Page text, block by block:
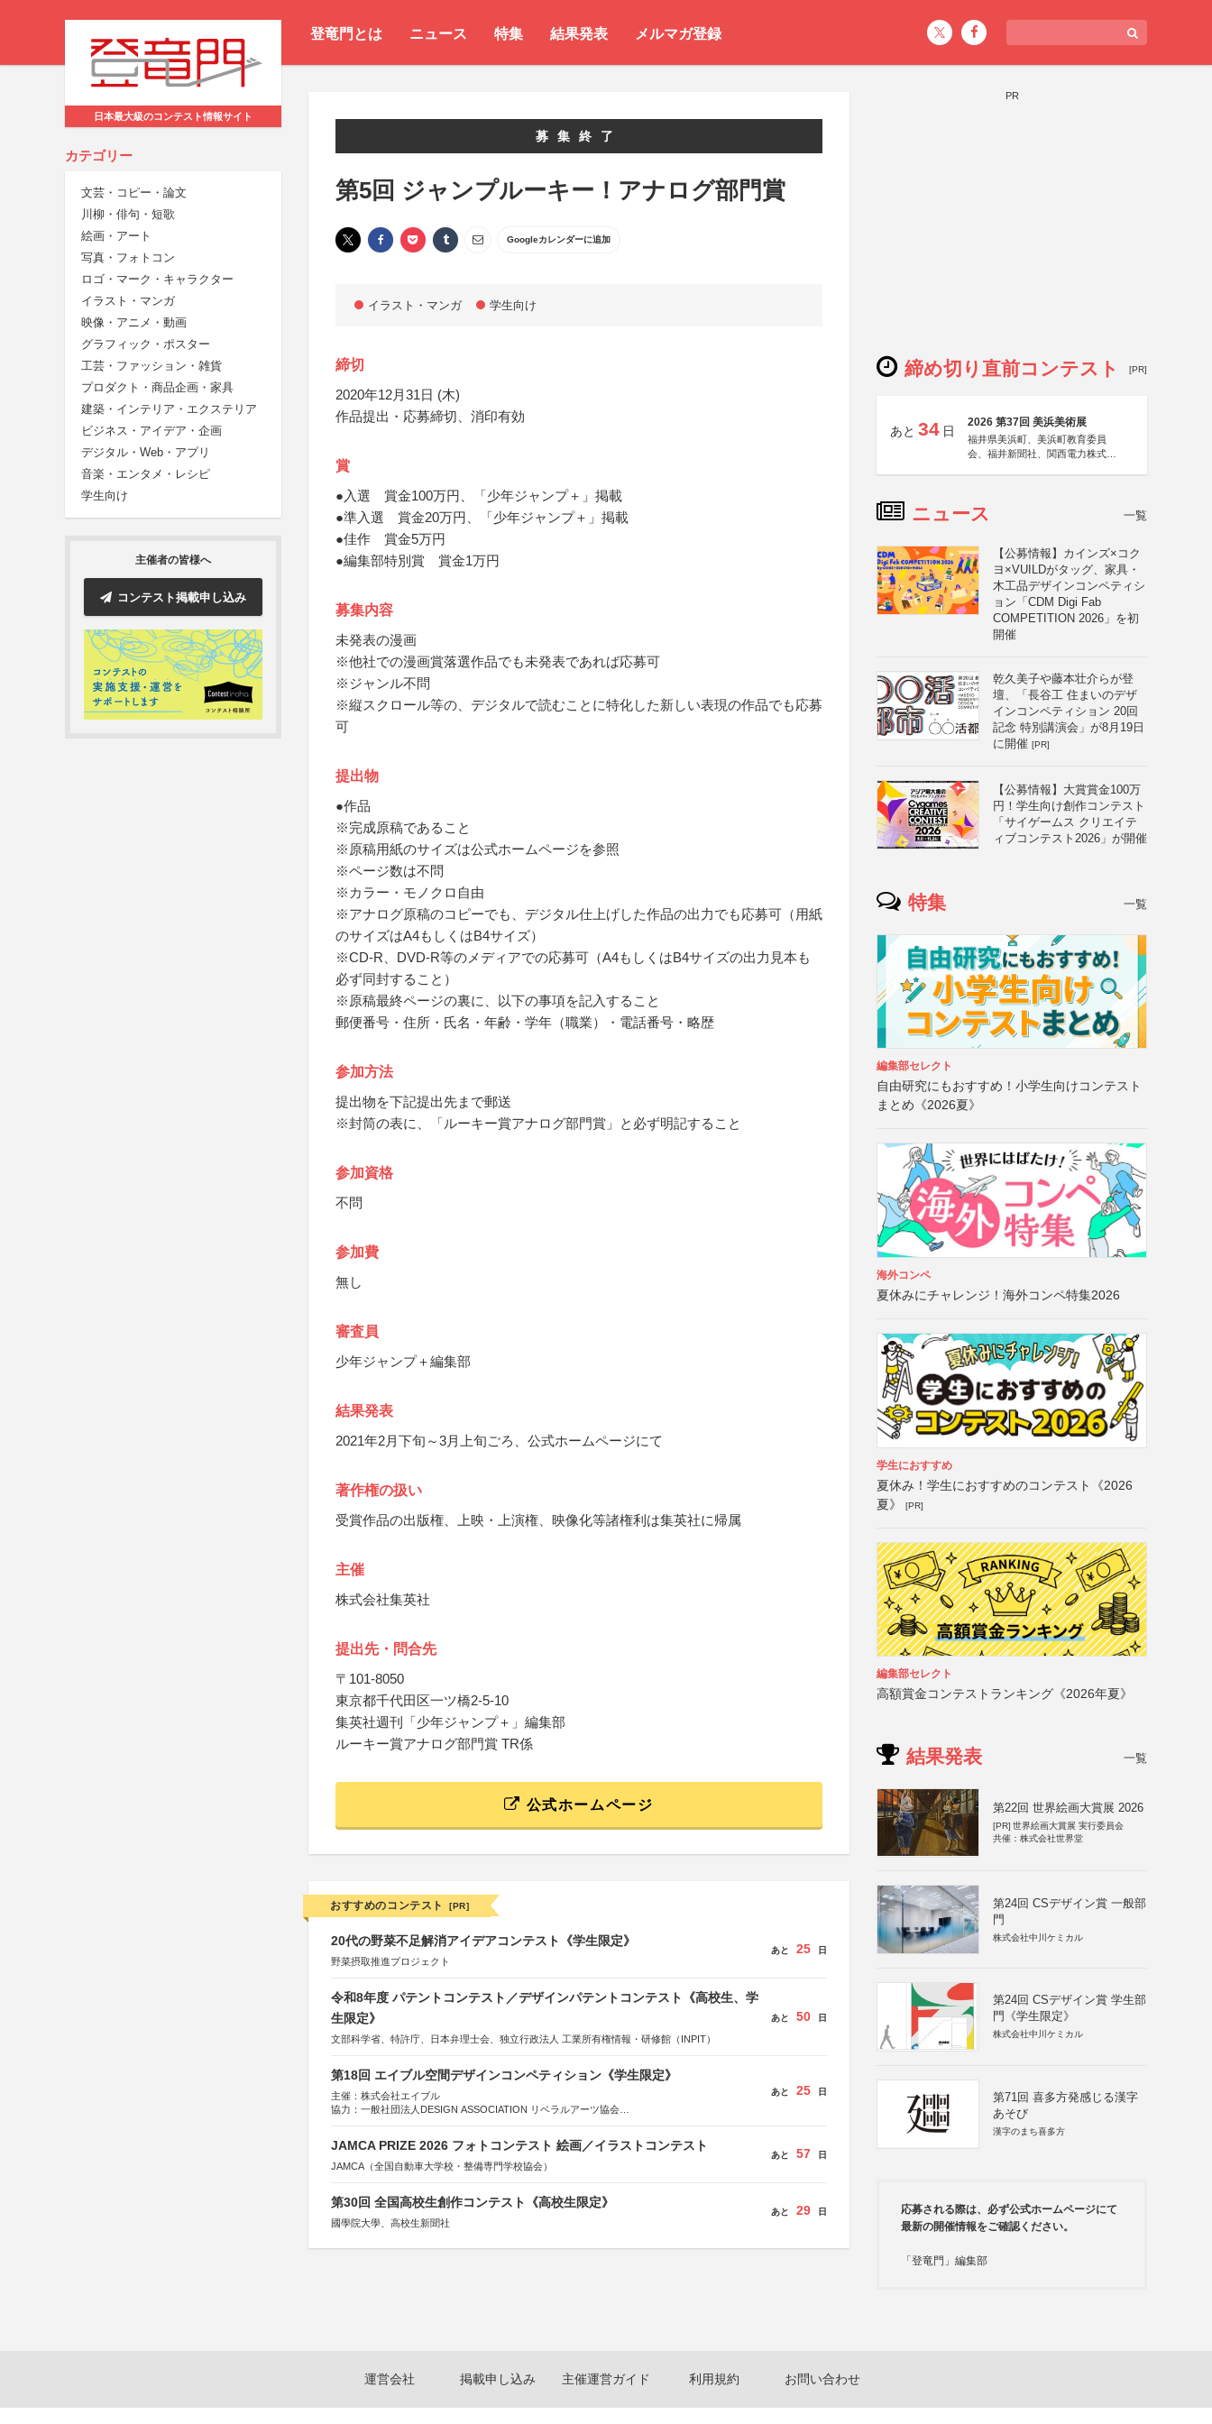
登竜門とは ニュース 特集 結果発表 メルマガ登録
日本最大級のコンテスト情報サイト
カテゴリー
文芸・コピー・論文
川柳・俳句・短歌
絵画・アート
写真・フォトコン
ロゴ・マーク・キャラクター
イラスト・マンガ
映像・アニメ・動画
グラフィック・ポスター
工芸・ファッション・雑貨
プロダクト・商品企画・家具
建築・インテリア・エクステリア
ビジネス・アイデア・企画
デジタル・Web・アプリ
音楽・エンタメ・レシピ
学生向け
主催者の皆様へ
コンテスト掲載申し込み
募集終了
第5回 ジャンプルーキー！アナログ部門賞
Googleカレンダーに追加
イラスト・マンガ 学生向け
締切
2020年12月31日 (木)
作品提出・応募締切、消印有効
賞
●入選 賞金100万円、「少年ジャンプ＋」掲載
●準入選 賞金20万円、「少年ジャンプ＋」掲載
●佳作 賞金5万円
●編集部特別賞 賞金1万円
募集内容
未発表の漫画
※他社での漫画賞落選作品でも未発表であれば応募可
※ジャンル不問
※縦スクロール等の、デジタルで読むことに特化した新しい表現の作品でも応募
可
提出物
●作品
※完成原稿であること
※原稿用紙のサイズは公式ホームページを参照
※ページ数は不問
※カラー・モノクロ自由
※アナログ原稿のコピーでも、デジタル仕上げした作品の出力でも応募可（用紙
のサイズはA4もしくはB4サイズ）
※CD-R、DVD-R等のメディアでの応募可（A4もしくはB4サイズの出力見本も
必ず同封すること）
※原稿最終ページの裏に、以下の事項を記入すること
郵便番号・住所・氏名・年齢・学年（職業）・電話番号・略歴
参加方法
提出物を下記提出先まで郵送
※封筒の表に、「ルーキー賞アナログ部門賞」と必ず明記すること
参加資格
不問
参加費
無し
審査員
少年ジャンプ＋編集部
結果発表
2021年2月下旬～3月上旬ごろ、公式ホームページにて
著作権の扱い
受賞作品の出版権、上映・上演権、映像化等諸権利は集英社に帰属
主催
株式会社集英社
提出先・問合先
〒101-8050
東京都千代田区一ツ橋2-5-10
集英社週刊「少年ジャンプ＋」編集部
ルーキー賞アナログ部門賞 TR係
公式ホームページ
おすすめのコンテスト [PR]
20代の野菜不足解消アイデアコンテスト《学生限定》
野菜摂取推進プロジェクト
あと 25 日
令和8年度 パテントコンテスト／デザインパテントコンテスト《高校生、学
生限定》
文部科学省、特許庁、日本弁理士会、独立行政法人 工業所有権情報・研修館（INPIT）
あと 50 日
第18回 エイブル空間デザインコンペティション《学生限定》
主催：株式会社エイブル
協力：一般社団法人DESIGN ASSOCIATION リベラルアーツ協会
あと 25 日
JAMCA PRIZE 2026 フォトコンテスト 絵画／イラストコンテスト
JAMCA（全国自動車大学校・整備専門学校協会）
あと 57 日
第30回 全国高校生創作コンテスト《高校生限定》
國學院大學、高校生新聞社
あと 29 日
PR
締め切り直前コンテスト [PR]
あと 34 日
2026 第37回 美浜美術展
福井県美浜町、美浜町教育委員
会、福井新聞社、関西電力株式会
ニュース 一覧
【公募情報】カインズ×コク
ヨ×VUILDがタッグ、家具・
木工品デザインコンペティシ
ョン「CDM Digi Fab
COMPETITION 2026」を初
開催
乾久美子や藤本壮介らが登
壇、「長谷工 住まいのデザ
インコンペティション 20回
記念 特別講演会」が8月19日
に開催 [PR]
【公募情報】大賞賞金100万
円！学生向け創作コンテスト
「サイゲームス クリエイテ
ィブコンテスト2026」が開催
特集 一覧
編集部セレクト
自由研究にもおすすめ！小学生向けコンテスト
まとめ《2026夏》
海外コンペ
夏休みにチャレンジ！海外コンペ特集2026
学生におすすめ
夏休み！学生におすすめのコンテスト《2026
夏》
[PR]
編集部セレクト
高額賞金コンテストランキング《2026年夏》
結果発表 一覧
第22回 世界絵画大賞展 2026
[PR] 世界絵画大賞展 実行委員会
共催：株式会社世界堂
第24回 CSデザイン賞 一般部
門
株式会社中川ケミカル
第24回 CSデザイン賞 学生部
門《学生限定》
株式会社中川ケミカル
第71回 喜多方発感じる漢字
あそび
漢字のまち喜多方
応募される際は、必ず公式ホームページにて
最新の開催情報をご確認ください。
「登竜門」編集部
運営会社 掲載申し込み 主催運営ガイド 利用規約 お問い合わせ